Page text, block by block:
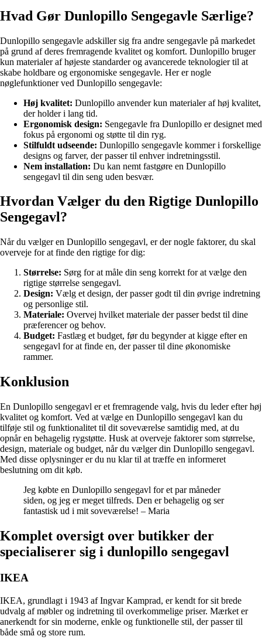
Hvad Gør Dunlopillo Sengegavle Særlige?
Dunlopillo sengegavle adskiller sig fra andre sengegavle på markedet
på grund af deres fremragende kvalitet og komfort. Dunlopillo bruger
kun materialer af højeste standarder og avancerede teknologier til at
skabe holdbare og ergonomiske sengegavle. Her er nogle
nøglefunktioner ved Dunlopillo sengegavle:
Høj kvalitet: Dunlopillo anvender kun materialer af høj kvalitet,
der holder i lang tid.
Ergonomisk design: Sengegavle fra Dunlopillo er designet med
fokus på ergonomi og støtte til din ryg.
Stilfuldt udseende: Dunlopillo sengegavle kommer i forskellige
designs og farver, der passer til enhver indretningsstil.
Nem installation: Du kan nemt fastgøre en Dunlopillo
sengegavl til din seng uden besvær.
Hvordan Vælger du den Rigtige Dunlopillo
Sengegavl?
Når du vælger en Dunlopillo sengegavl, er der nogle faktorer, du skal
overveje for at finde den rigtige for dig:
Størrelse: Sørg for at måle din seng korrekt for at vælge den
rigtige størrelse sengegavl.
Design: Vælg et design, der passer godt til din øvrige indretning
og personlige stil.
Materiale: Overvej hvilket materiale der passer bedst til dine
præferencer og behov.
Budget: Fastlæg et budget, før du begynder at kigge efter en
sengegavl for at finde en, der passer til dine økonomiske
rammer.
Konklusion
En Dunlopillo sengegavl er et fremragende valg, hvis du leder efter høj
kvalitet og komfort. Ved at vælge en Dunlopillo sengegavl kan du
tilføje stil og funktionalitet til dit soveværelse samtidig med, at du
opnår en behagelig rygstøtte. Husk at overveje faktorer som størrelse,
design, materiale og budget, når du vælger din Dunlopillo sengegavl.
Med disse oplysninger er du nu klar til at træffe en informeret
beslutning om dit køb.
Jeg købte en Dunlopillo sengegavl for et par måneder
siden, og jeg er meget tilfreds. Den er behagelig og ser
fantastisk ud i mit soveværelse! – Maria
Komplet oversigt over butikker der
specialiserer sig i dunlopillo sengegavl
IKEA
IKEA, grundlagt i 1943 af Ingvar Kamprad, er kendt for sit brede
udvalg af møbler og indretning til overkommelige priser. Mærket er
anerkendt for sin moderne, enkle og funktionelle stil, der passer til
både små og store rum.